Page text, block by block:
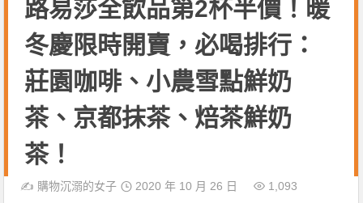
路易莎全飲品第2杯半價！暖
冬慶限時開賣，必喝排行：
莊園咖啡、小農雪點鮮奶
茶、京都抹茶、焙茶鮮奶
茶！
✍️ 購物沉溺的女子 2020 年 10 月 26 日 1,093